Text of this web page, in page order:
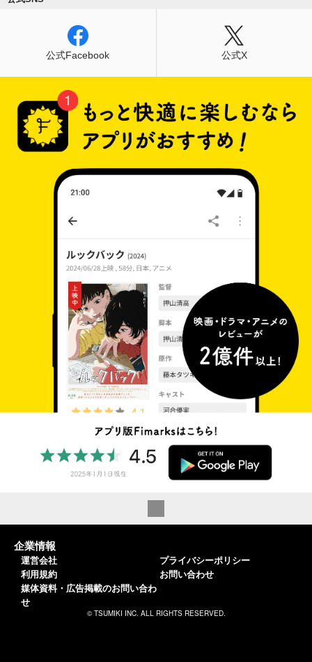
公式Facebook 公式X
企業情報
運営会社
利用規約
媒体資料・広告掲載のお問い合わ
せ
プライバシーポリシー
お問い合わせ
© TSUMIKI INC. ALL RIGHTS RESERVED.